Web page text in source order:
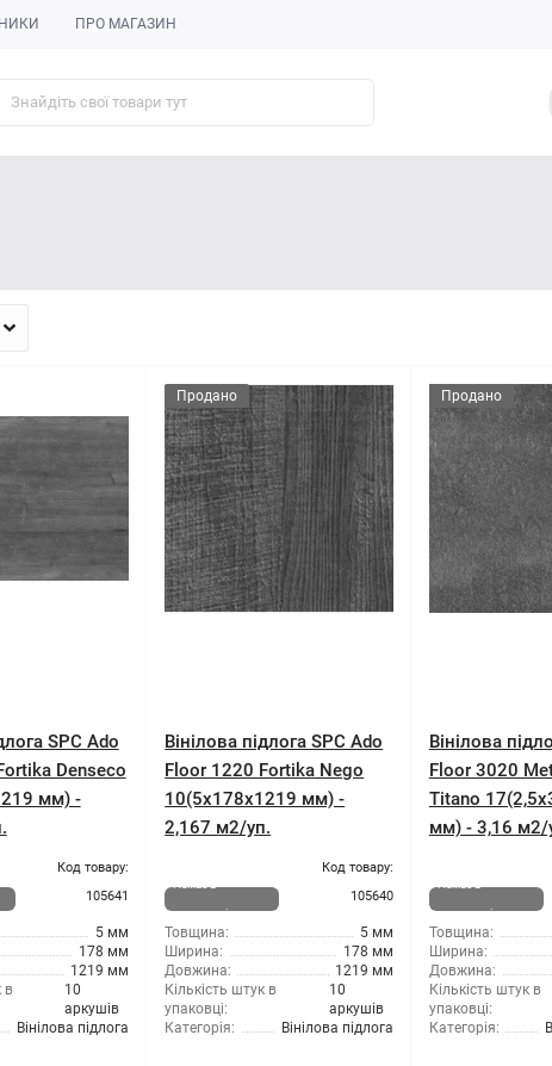
ПРО МАГАЗИН
SPC Ado
Denseco
мм) -
Код товару:
105641
5 мм
178 мм
1219 мм
в
10
аркушів
Вінілова підлога
Продано
Вінілова підлога SPC Ado
Floor 1220 Fortika Nego
10(5x178x1219 мм) -
2,167 м2/уп.
Немає в
наявності
Код товару:
105640
Товщина:
5 мм
Ширина:
178 мм
Довжина:
1219 мм
Кількість штук в
упаковці:
10
аркушів
Категорія:
Вінілова підлога
Продано
Вінілова
Floor 3020
Titano
мм) - 3,16 м2/
Немає в
наявності
Товщина:
Ширина:
Довжина:
Кількість штук в
упаковці:
Категорія: